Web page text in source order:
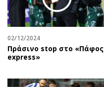
02/12/2024
Πράσινο stop στο «Πάφος
express»